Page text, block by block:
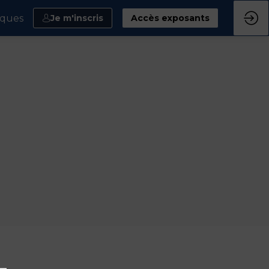
Je m'inscris Accès exposants